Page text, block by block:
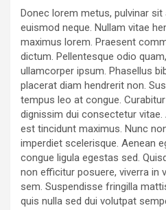
Donec lorem metus, pulvinar
euismod neque. Nullam vitae
maximus lorem. Praesent
dictum. Pellentesque odio
ullamcorper ipsum. Phasellus
placerat diam hendrerit non.
tempus leo at congue.
dignissim dui consectetur vitae.
est tincidunt maximus. Nunc
imperdiet scelerisque. Aenean
congue ligula egestas sed.
non efficitur posuere, viverra in
sem. Suspendisse fringilla
quis nulla sed dui volutpat